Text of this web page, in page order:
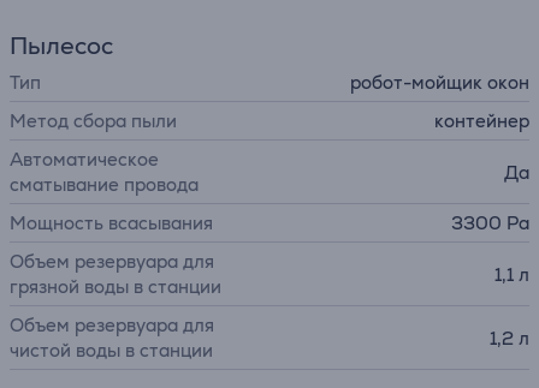
Пылесос
Тип
робот-мойщик окон
Метод сбора пыли
контейнер
Автоматическое
сматывание провода
Да
Мощность всасывания
3300 Pa
Объем резервуара для
грязной воды в станции
1,1 л
Объем резервуара для
чистой воды в станции
1,2 л